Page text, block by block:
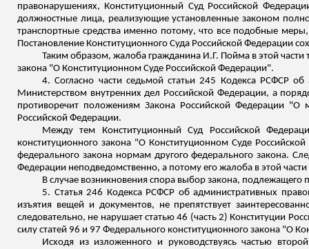
правонарушениях, Конституционный Суд Российской
должностные лица, реализующие установленные законом
транспортные средства именно потому, что все подобные меры,
Постановление Конституционного Суда Российской Федерации
Таким образом, жалоба гражданина И.Г. Пойма в этой
закона "О Конституционном Суде Российской Федерации".
4.Согласно части седьмой статьи 245 Кодекса РСФСР
Министерством внутренних дел Российской Федерации, а
противоречит положениям Закона Российской Федерации "О
Российской Федерации.
Между тем Конституционный Суд Российской
конституционного закона "О Конституционном Суде
федерального закона нормам другого федерального закона.
Федерации неподведомственно, а потому его жалоба в этой
В случае возникновения спора выбор закона,
5. Статья 246 Кодекса РСФСР об административных
изъятия вещей и документов, не препятствует
следовательно, не нарушает статью 46 (часть 2) Конституции
силу статей 96 и 97 Федерального конституционного закона "О
Исходя из изложенного и руководствуясь частью